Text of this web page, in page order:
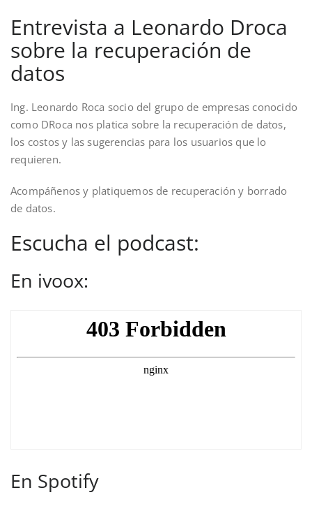
Entrevista a Leonardo Droca
sobre la recuperación de
datos
Ing. Leonardo Roca socio del grupo de empresas conocido
como DRoca nos platica sobre la recuperación de datos,
los costos y las sugerencias para los usuarios que lo
requieren.
Acompáñenos y platiquemos de recuperación y borrado
de datos.
Escucha el podcast:
En ivoox:
En Spotify